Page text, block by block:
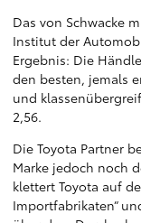
Das von Schwacke
Institut der
Ergebnis: Die
den besten, jemals
und
2,56.
Die Toyota Partner
Marke jedoch noch
klettert Toyota auf
Importfabrikaten“